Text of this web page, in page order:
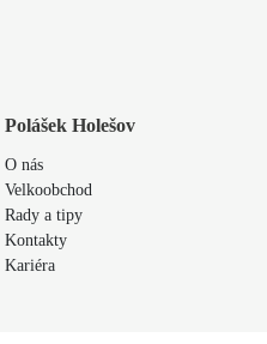
Polášek Holešov
O nás
Velkoobchod
Rady a tipy
Kontakty
Kariéra